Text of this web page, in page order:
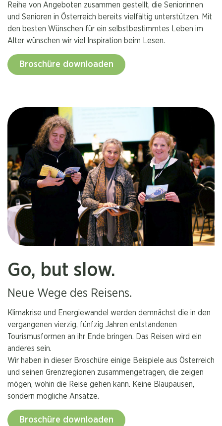
Reihe von Angeboten zusammen gestellt, die Seniorinnen
und Senioren in Österreich bereits vielfältig unterstützen. Mit
den besten Wünschen für ein selbstbestimmtes Leben im
Alter wünschen wir viel Inspiration beim Lesen.
Broschüre downloaden
Go, but slow.
Neue Wege des Reisens.
Klimakrise und Energiewandel werden demnächst die in den
vergangenen vierzig, fünfzig Jahren entstandenen
Tourismusformen an ihr Ende bringen. Das Reisen wird ein
anderes sein.
Wir haben in dieser Broschüre einige Beispiele aus Österreich
und seinen Grenzregionen zusammengetragen, die zeigen
mögen, wohin die Reise gehen kann. Keine Blaupausen,
sondern mögliche Ansätze.
Broschüre downloaden